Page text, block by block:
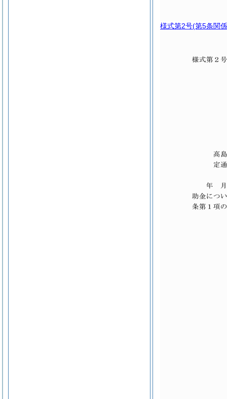
様式第2号(第5条関